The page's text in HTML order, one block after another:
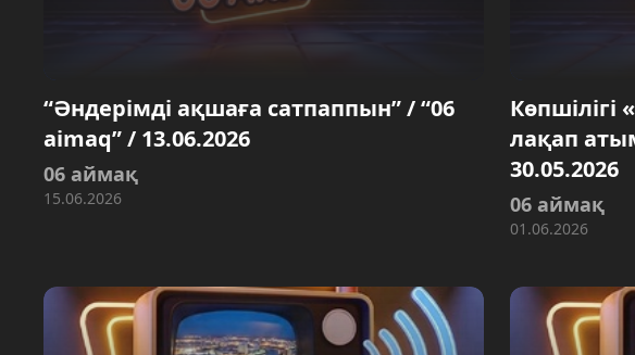
“Әндерімді ақшаға сатпаппын” / “06
aimaq” / 13.06.2026
06 аймақ
15.06.2026
лақап
30.05.2026
06 аймақ
01.06.2026